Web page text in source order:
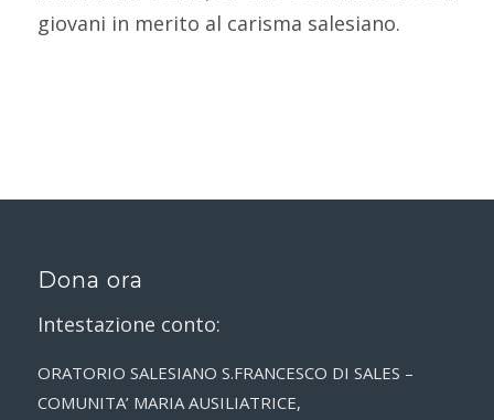
giovani in merito al carisma salesiano.
Dona ora
Intestazione conto:
ORATORIO SALESIANO S.FRANCESCO DI SALES –
COMUNITA’ MARIA AUSILIATRICE,